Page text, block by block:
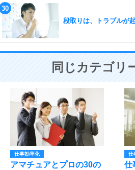
段取りは、トラブルが
同じカテゴリ
仕事効率化
アマチュアとプロの30の
仕
仕